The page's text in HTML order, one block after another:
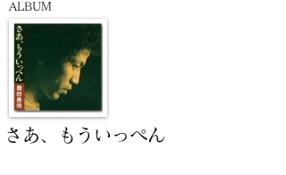
さあ、もういっぺん
ALBUM